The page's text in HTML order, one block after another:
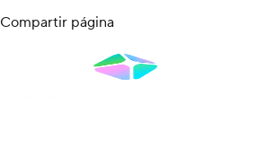
Compartir página